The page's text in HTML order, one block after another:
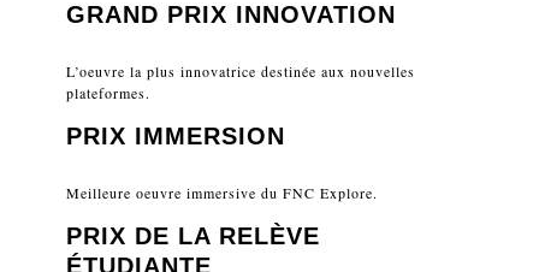
GRAND PRIX INNOVATION
L’oeuvre la plus innovatrice destinée aux nouvelles
plateformes.
PRIX IMMERSION
Meilleure oeuvre immersive du FNC Explore.
PRIX DE LA RELÈVE
ÉTUDIANTE